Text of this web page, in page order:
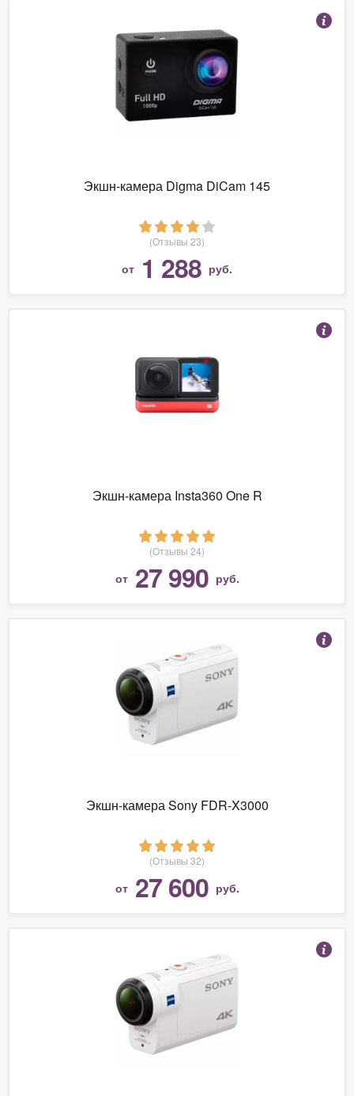
Экшн-камера Digma DiCam 145
(Отзывы 23)
от 1 288 руб.
Экшн-камера Insta360 One R
(Отзывы 24)
от 27 990 руб.
Экшн-камера Sony FDR-X3000
(Отзывы 32)
от 27 600 руб.